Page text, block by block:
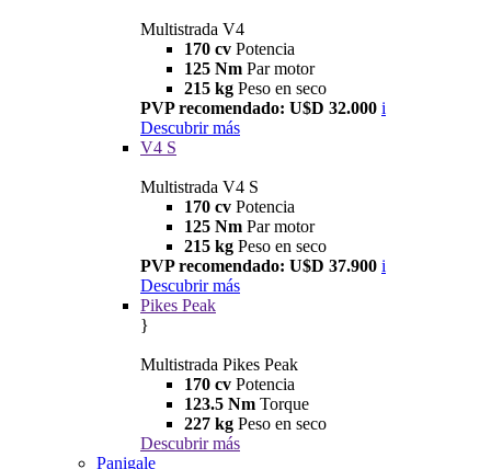
Multistrada V4
170 cv Potencia
125 Nm Par motor
215 kg Peso en seco
PVP recomendado: U$D 32.000 i
Descubrir más
V4 S
Multistrada V4 S
170 cv Potencia
125 Nm Par motor
215 kg Peso en seco
PVP recomendado: U$D 37.900 i
Descubrir más
Pikes Peak
}
Multistrada Pikes Peak
170 cv Potencia
123.5 Nm Torque
227 kg Peso en seco
Descubrir más
Panigale